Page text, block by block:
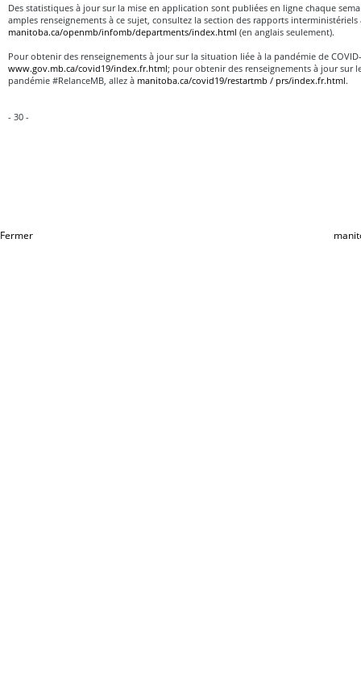
Des statistiques à jour sur la mise en application sont publiées en ligne chaque
amples renseignements à ce sujet, consultez la section des rapports interministériels
manitoba.ca/openmb/infomb/departments/index.html (en anglais seulement).
Pour obtenir des renseignements à jour sur la situation liée à la pandémie de
www.gov.mb.ca/covid19/index.fr.html; pour obtenir des renseignements à jour sur
pandémie #RelanceMB, allez à manitoba.ca/covid19/restartmb / prs/index.fr.html.
- 30 -
Fermer